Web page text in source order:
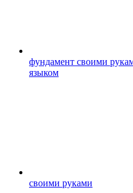
фундамент своими
языком
своими руками